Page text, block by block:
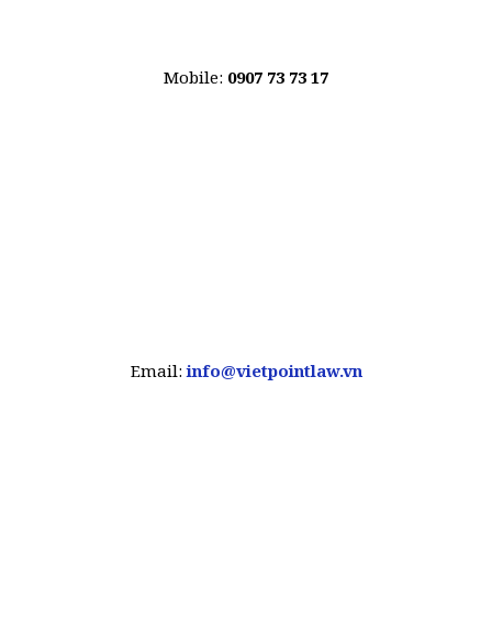
Mobile: 0907 73 73 17
Email:info@vietpointlaw.vn